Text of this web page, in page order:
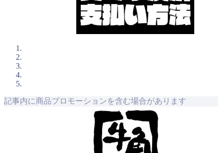
記事内に商品プロモーションを含む場合があります